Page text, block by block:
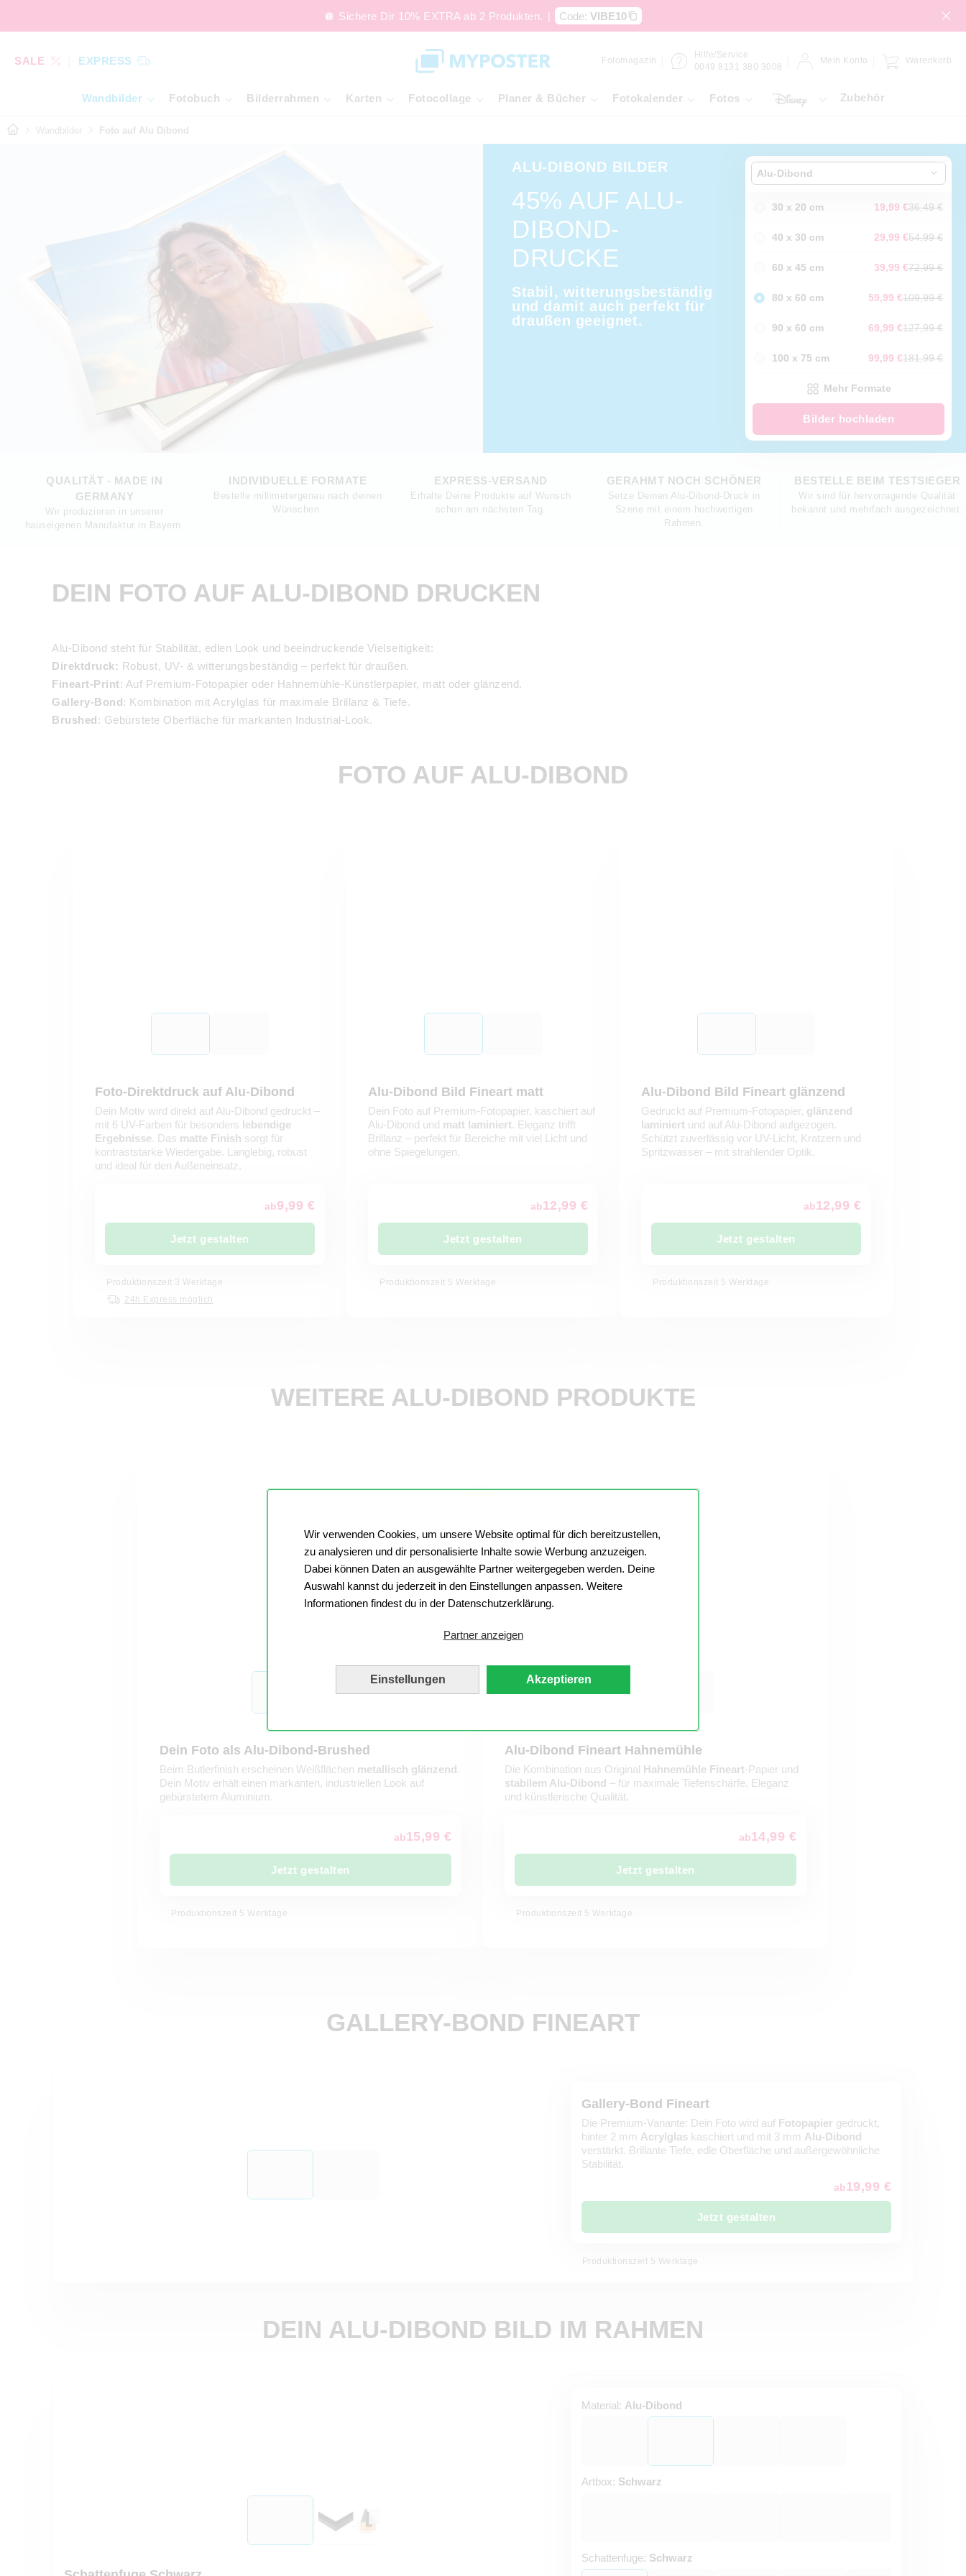
Wir verwenden Cookies, um unsere Website optimal für dich bereitzustellen,
zu analysieren und dir personalisierte Inhalte sowie Werbung anzuzeigen.
Dabei können Daten an ausgewählte Partner weitergegeben werden. Deine
Auswahl kannst du jederzeit in den Einstellungen anpassen. Weitere
Informationen findest du in der Datenschutzerklärung.
Partner anzeigen
Einstellungen Akzeptieren
🪩 Sichere Dir 10% EXTRA ab 2 Produkten. | Code: VIBE10
SALE EXPRESS Fotomagazin
Hilfe/Service
0049 8131 380 3008
Mein Konto Warenkorb
Wandbilder Fotobuch Bilderrahmen Karten Fotocollage Planer & Bücher Fotokalender Fotos Zubehör
Wandbilder Foto auf Alu Dibond
ALU-DIBOND BILDER
45% AUF ALU-
DIBOND-
DRUCKE
Stabil, witterungsbeständig
und damit auch perfekt für
draußen geeignet.
QUALITÄT - MADE IN
GERMANY
Wir produzieren in unserer
hauseigenen Manufaktur in Bayern.
INDIVIDUELLE FORMATE
Bestelle millimetergenau nach deinen
Wünschen.
EXPRESS-VERSAND
Erhalte Deine Produkte auf Wunsch
schon am nächsten Tag.
GERAHMT NOCH SCHÖNER
Setze Deinen Alu-Dibond-Druck in
Szene mit einem hochwertigen
Rahmen.
BESTELLE BEIM TESTSIEGER
Wir sind für hervorragende Qualität
bekannt und mehrfach ausgezeichnet.
Alu-Dibond
30 x 20 cm 19,99 €36,49 €
40 x 30 cm 29,99 €54,99 €
60 x 45 cm 39,99 €72,99 €
80 x 60 cm 59,99 €109,99 €
90 x 60 cm 69,99 €127,99 €
100 x 75 cm 99,99 €181,99 €
Mehr Formate
Bilder hochladen
DEIN FOTO AUF ALU-DIBOND DRUCKEN
Alu-Dibond steht für Stabilität, edlen Look und beeindruckende Vielseitigkeit:
Direktdruck: Robust, UV- & witterungsbeständig – perfekt für draußen.
Fineart-Print: Auf Premium-Fotopapier oder Hahnemühle-Künstlerpapier, matt oder glänzend.
Gallery-Bond: Kombination mit Acrylglas für maximale Brillanz & Tiefe.
Brushed: Gebürstete Oberfläche für markanten Industrial-Look.
FOTO AUF ALU-DIBOND
Foto-Direktdruck auf Alu-Dibond
Dein Motiv wird direkt auf Alu-Dibond gedruckt –
mit 6 UV-Farben für besonders lebendige
Ergebnisse. Das matte Finish sorgt für
kontraststarke Wiedergabe. Langlebig, robust
und ideal für den Außeneinsatz.
ab9,99 €
Jetzt gestalten
Produktionszeit 3 Werktage
24h Express möglich
Alu-Dibond Bild Fineart matt
Dein Foto auf Premium-Fotopapier, kaschiert auf
Alu-Dibond und matt laminiert. Eleganz trifft
Brillanz – perfekt für Bereiche mit viel Licht und
ohne Spiegelungen.
ab12,99 €
Jetzt gestalten
Produktionszeit 5 Werktage
Alu-Dibond Bild Fineart glänzend
Gedruckt auf Premium-Fotopapier, glänzend
laminiert und auf Alu-Dibond aufgezogen.
Schützt zuverlässig vor UV-Licht, Kratzern und
Spritzwasser – mit strahlender Optik.
ab12,99 €
Jetzt gestalten
Produktionszeit 5 Werktage
WEITERE ALU-DIBOND PRODUKTE
Dein Foto als Alu-Dibond-Brushed
Beim Butlerfinish erscheinen Weißflächen metallisch glänzend.
Dein Motiv erhält einen markanten, industriellen Look auf
gebürstetem Aluminium.
ab15,99 €
Jetzt gestalten
Produktionszeit 5 Werktage
Alu-Dibond Fineart Hahnemühle
Die Kombination aus Original Hahnemühle Fineart-Papier und
stabilem Alu-Dibond – für maximale Tiefenschärfe, Eleganz
und künstlerische Qualität.
ab14,99 €
Jetzt gestalten
Produktionszeit 5 Werktage
GALLERY-BOND FINEART
Gallery-Bond Fineart
Die Premium-Variante: Dein Foto wird auf Fotopapier gedruckt,
hinter 2 mm Acrylglas kaschiert und mit 3 mm Alu-Dibond
verstärkt. Brillante Tiefe, edle Oberfläche und außergewöhnliche
Stabilität.
ab19,99 €
Jetzt gestalten
Produktionszeit 5 Werktage
DEIN ALU-DIBOND BILD IM RAHMEN
Material: Alu-Dibond
Artbox: Schwarz
Schattenfuge: Schwarz